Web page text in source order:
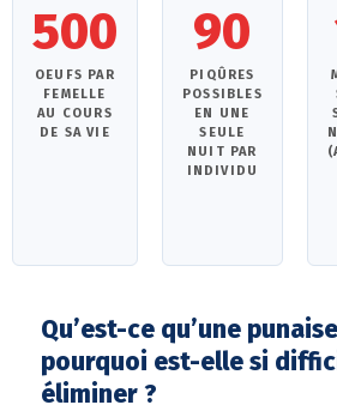
500
OEUFS PAR
FEMELLE
AU COURS
DE SA VIE
90
PIQÛRES
POSSIBLES
EN UNE
SEULE
NUIT PAR
INDIVIDU
Qu’est-ce qu’une
pourquoi est-elle si
éliminer ?